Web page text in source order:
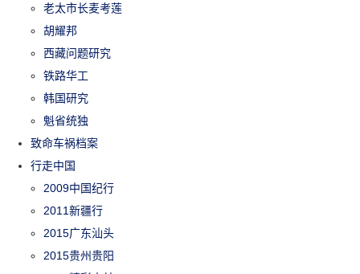
老太市长麦考莲
胡耀邦
西藏问题研究
铁路华工
韩国研究
魁省统独
致命车祸档案
行走中国
2009中国纪行
2011新疆行
2015广东汕头
2015贵州贵阳